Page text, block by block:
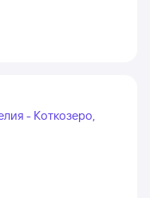
- Коткозеро,